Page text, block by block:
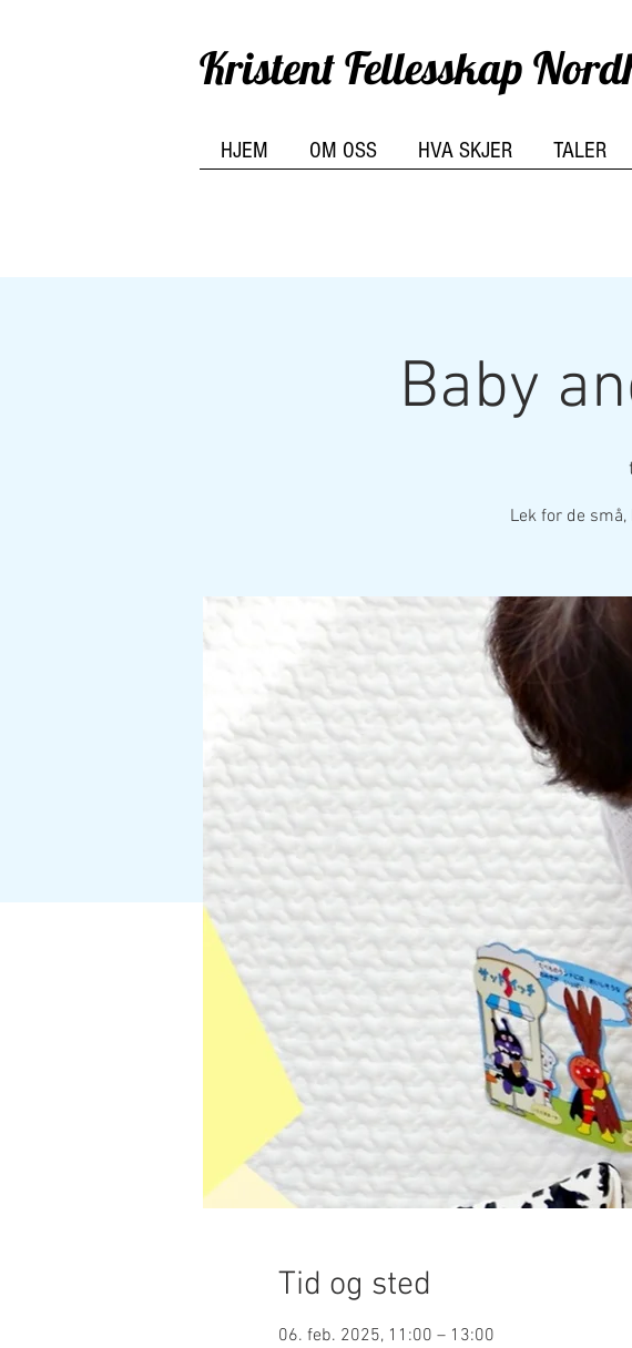
Kristent Fellesskap
HJEM OM OSS HVA SKJER TALER
Baby
Lek for de
Tid og sted
06. feb. 2025, 11:00 – 13:00